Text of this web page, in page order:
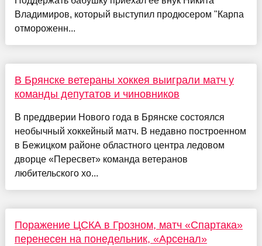
Владимиров, который выступил продюсером "Карпа
отмороженн...
В Брянске ветераны хоккея выиграли матч у
команды депутатов и чиновников
В преддверии Нового года в Брянске состоялся
необычный хоккейный матч. В недавно построенном
в Бежицком районе областного центра ледовом
дворце «Пересвет» команда ветеранов
любительского хо...
Поражение ЦСКА в Грозном, матч «Спартака»
перенесен на понедельник, «Арсенал»